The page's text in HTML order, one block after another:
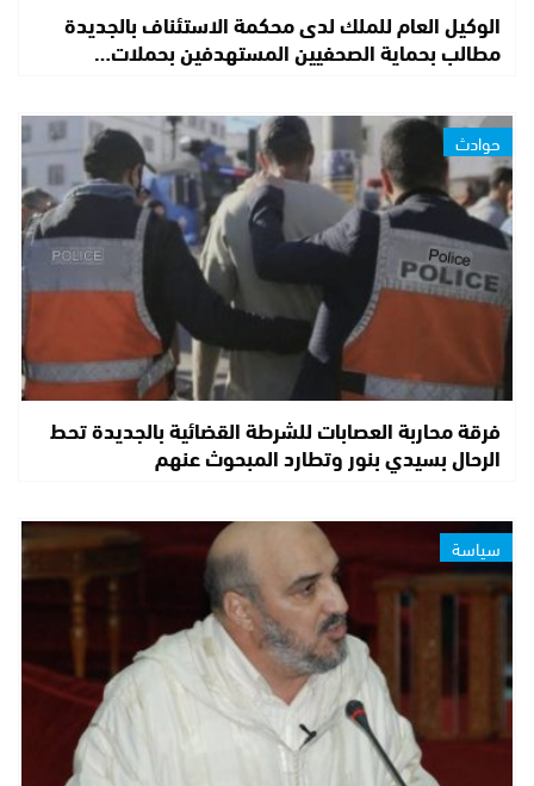
الوكيل العام للملك لدى محكمة الاستئناف بالجديدة
مطالب بحماية الصحفيين المستهدفين بحملات…
حوادث
فرقة محاربة العصابات للشرطة القضائية بالجديدة تحط
الرحال بسيدي بنور وتطارد المبحوث عنهم
سياسة